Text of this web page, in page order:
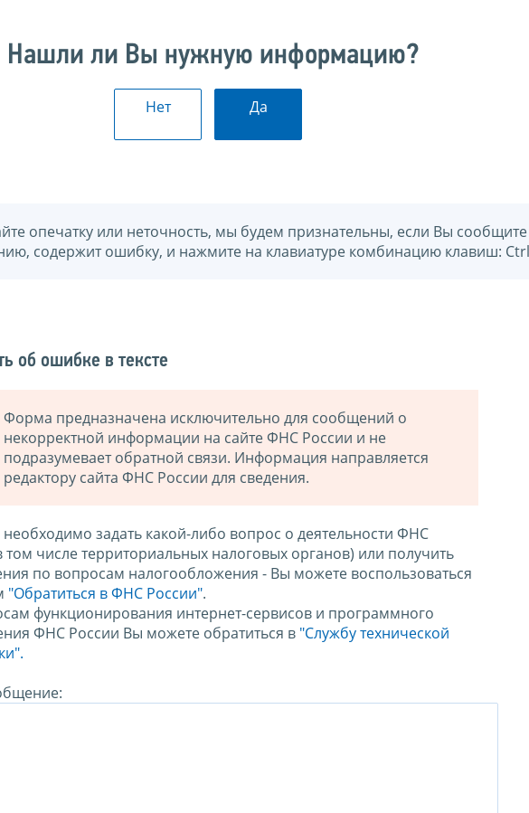
Нашли ли Вы нужную информацию?
Нет Да
опечатку или неточность, мы будем признательны, если Вы
содержит ошибку, и нажмите на клавиатуре комбинацию клавиш:
об ошибке в тексте
Форма предназначена исключительно для сообщений о
некорректной информации на сайте ФНС России и не
подразумевает обратной связи. Информация направляется
редактору сайта ФНС России для сведения.
задать какой-либо вопрос о деятельности ФНС
том числе территориальных налоговых органов) или получить
по вопросам налогообложения - Вы можете воспользоваться
"Обратиться в ФНС России".
функционирования интернет-сервисов и программного
ФНС России Вы можете обратиться в "Службу технической